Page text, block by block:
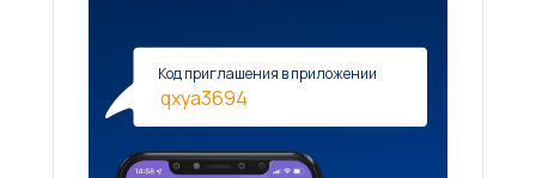
Код приглашения в приложении
qxya3694